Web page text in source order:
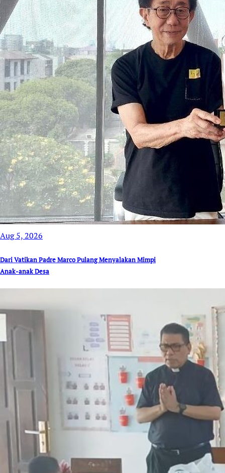
Aug 5, 2026
Dari Vatikan Padre Marco Pulang Menyalakan Mimpi
Anak-anak Desa